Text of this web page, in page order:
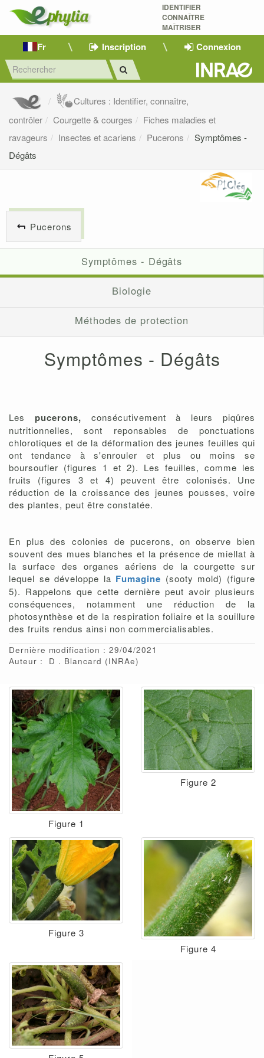
IDENTIFIER
CONNAÎTRE
MAÎTRISER
Fr Inscription Connexion
Cultures : Identifier, connaître,
contrôler
Courgette & courges
Fiches maladies et
ravageurs
Insectes et acariens Pucerons
Symptômes -
Dégâts
Pucerons
Symptômes - Dégâts
Biologie
Méthodes de protection
Symptômes - Dégâts
Les pucerons, consécutivement à leurs piqûres
nutritionnelles, sont reponsables de ponctuations
chlorotiques et de la déformation des jeunes feuilles qui
ont tendance à s'enrouler et plus ou moins se
boursoufler (figures 1 et 2). Les feuilles, comme les
fruits (figures 3 et 4) peuvent être colonisés. Une
réduction de la croissance des jeunes pousses, voire
des plantes, peut être constatée.
En plus des colonies de pucerons, on observe bien
souvent des mues blanches et la présence de miellat à
la surface des organes aériens de la courgette sur
lequel se développe la Fumagine (sooty mold) (figure
5). Rappelons que cette dernière peut avoir plusieurs
conséquences, notamment une réduction de la
photosynthèse et de la respiration foliaire et la souillure
des fruits rendus ainsi non commercialisables.
Dernière modification : 29/04/2021
Auteur :
D Blancard (INRAe)
Figure 1
Figure 2
Figure 3
Figure 4